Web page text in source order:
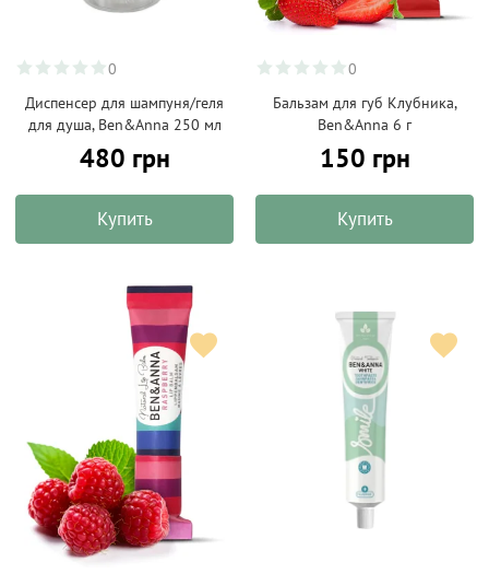
0
Диспенсер для шампуня/геля
для душа, Ben&Anna 250 мл
480 грн
Купить
0
Бальзам для губ Клубника,
Ben&Anna 6 г
150 грн
Купить